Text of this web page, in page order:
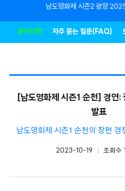
남도영화제 시즌2 광양
공지사항 자주 묻는 질문(FAQ)
[남도영화제 시즌1 순천] 경연:
발표
남도영화제 시즌1 순천의 장편
2023-10-19 조회수